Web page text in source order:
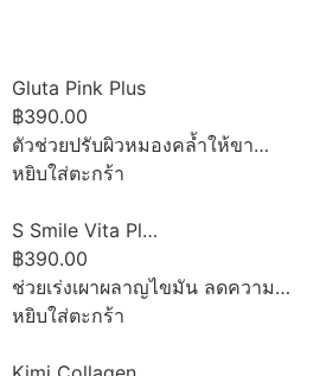
Gluta Pink Plus
฿390.00
ตัวช่วยปรับผิวหมองคล้ำให้ขา…
หยิบใส่ตะกร้า
S Smile Vita Pl…
฿390.00
ช่วยเร่งเผาผลาญไขมัน ลดความ…
หยิบใส่ตะกร้า